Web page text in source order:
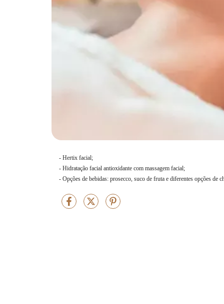
- Hertix facial;
- Hidratação facial antioxidante com massagem facial;
- Opções de bebidas: prosecco, suco de fruta e diferentes opções de